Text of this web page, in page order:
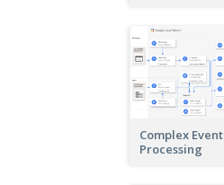
Complex Event
Processing